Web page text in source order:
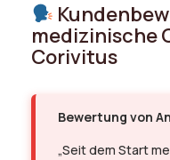
medizinische
Corivitus
Bewertung von
„Seit dem Start